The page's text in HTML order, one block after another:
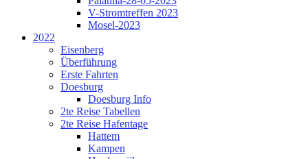
V-Stromtreffen 2023
Mosel-2023
2022
Eisenberg
Überführung
Erste Fahrten
Doesburg
Doesburg Info
2te Reise Tabellen
2te Reise Hafentage
Hattem
Kampen